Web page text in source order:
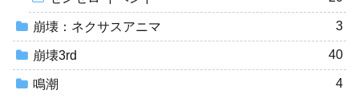
崩壊：ネクサスアニマ 3
崩壊3rd 40
鳴潮 4